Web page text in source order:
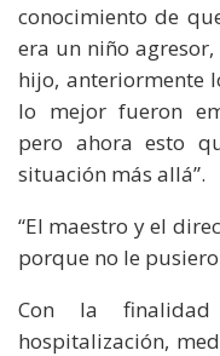
conocimiento de
era un niño
hijo, anteriormente
lo mejor fueron
pero ahora esto
situación más allá”.
“El maestro y el
porque no le
Con la
hospitalización,